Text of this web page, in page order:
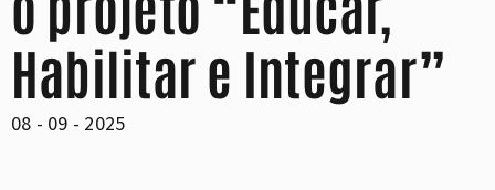
Habilitar e Integrar”
08 - 09 - 2025